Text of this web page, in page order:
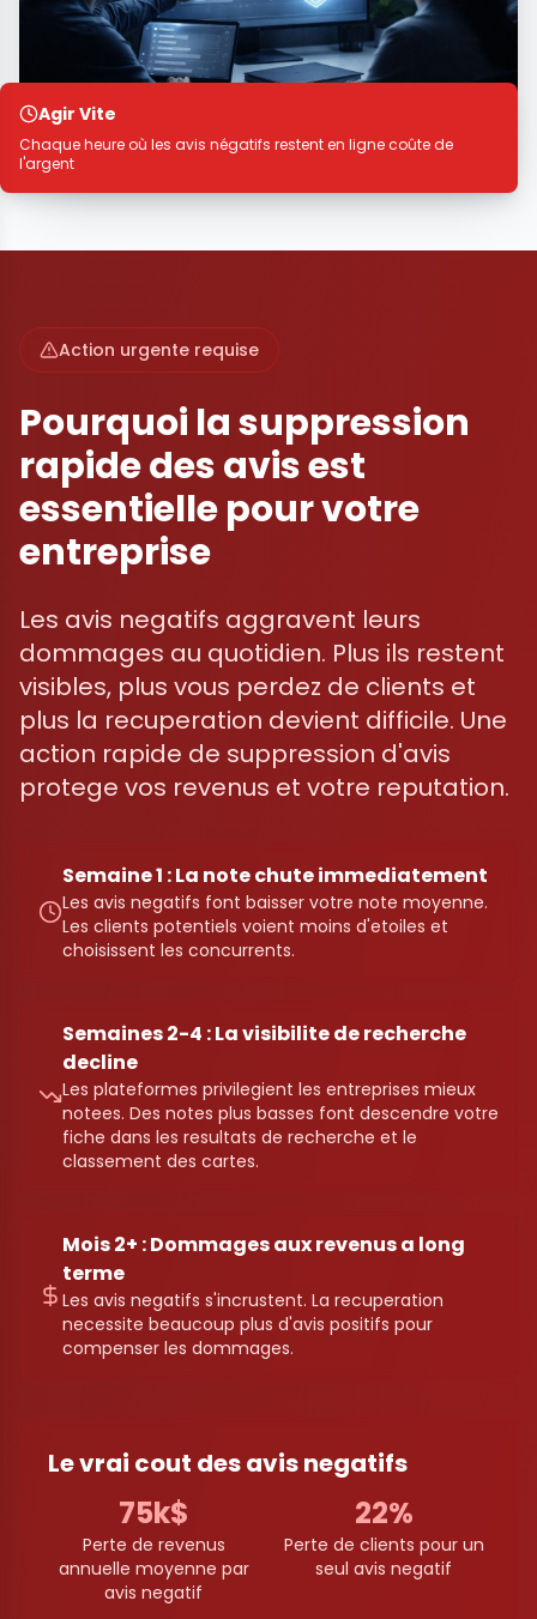
Agir Vite
Chaque heure où les avis négatifs restent en ligne coûte de
l'argent
Action urgente requise
Pourquoi la suppression
rapide des avis est
essentielle pour votre
entreprise
Les avis negatifs aggravent leurs
dommages au quotidien. Plus ils restent
visibles, plus vous perdez de clients et
plus la recuperation devient difficile. Une
action rapide de suppression d'avis
protege vos revenus et votre reputation.
Semaine 1 : La note chute immediatement
Les avis negatifs font baisser votre note moyenne.
Les clients potentiels voient moins d'etoiles et
choisissent les concurrents.
Semaines 2-4 : La visibilite de recherche
decline
Les plateformes privilegient les entreprises mieux
notees. Des notes plus basses font descendre votre
fiche dans les resultats de recherche et le
classement des cartes.
Mois 2+ : Dommages aux revenus a long
terme
Les avis negatifs s'incrustent. La recuperation
necessite beaucoup plus d'avis positifs pour
compenser les dommages.
Le vrai cout des avis negatifs
75k$
Perte de revenus
annuelle moyenne par
avis negatif
22%
Perte de clients pour un
seul avis negatif